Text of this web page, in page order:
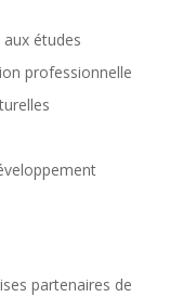
études
professionnelle
partenaires de